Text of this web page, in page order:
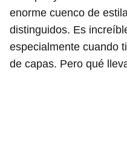
enorme cuenco de
distinguidos. Es
especialmente cuando
de capas. Pero qué